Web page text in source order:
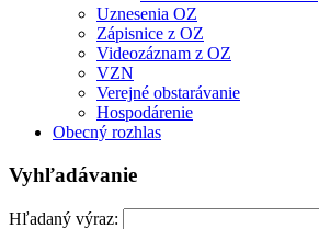
Uznesenia OZ
Zápisnice z OZ
Videozáznam z OZ
VZN
Verejné obstarávanie
Hospodárenie
Obecný rozhlas
Vyhľadávanie
Hľadaný výraz: